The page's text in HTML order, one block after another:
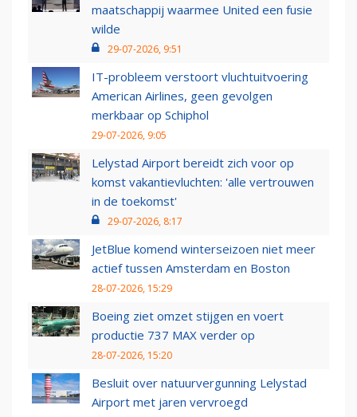
maatschappij waarmee United een fusie
wilde
29-07-2026, 9:51
IT-probleem verstoort vluchtuitvoering
American Airlines, geen gevolgen
merkbaar op Schiphol
29-07-2026, 9:05
Lelystad Airport bereidt zich voor op
komst vakantievluchten: 'alle vertrouwen
in de toekomst'
29-07-2026, 8:17
JetBlue komend winterseizoen niet meer
actief tussen Amsterdam en Boston
28-07-2026, 15:29
Boeing ziet omzet stijgen en voert
productie 737 MAX verder op
28-07-2026, 15:20
Besluit over natuurvergunning Lelystad
Airport met jaren vervroegd